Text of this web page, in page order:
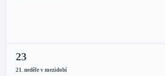
23
21. neděle v mezidobí